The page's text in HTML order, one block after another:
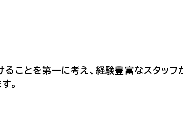
ことを第一に考え、経験豊富なスタッ
。